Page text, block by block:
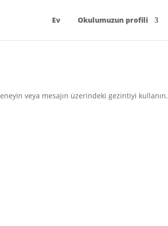
Ev Okulumuzun profili
veya mesajın üzerindeki gezintiyi kullanın.